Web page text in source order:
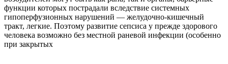
функции которых пострадали вследствие системных
гипоперфузионных нарушений — желудочно-кишечный
тракт, легкие. Поэтому развитие сепсиса у прежде здорового
человека возможно без местной раневой инфекции (особенно
при закрытых